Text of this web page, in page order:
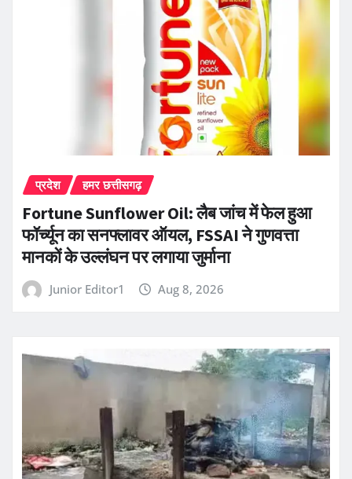
प्रदेश हमर छत्तीसगढ़
Fortune Sunflower Oil: लैब जांच में फेल हुआ
फॉर्च्यून का सनफ्लावर ऑयल, FSSAI ने गुणवत्ता
मानकों के उल्लंघन पर लगाया जुर्माना
Junior Editor1 Aug 8, 2026